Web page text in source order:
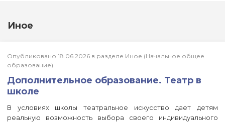
Иное
Опубликовано 18.06.2026 в разделе Иное (Начальное общее
образование)
Дополнительное образование. Театр в
школе
В условиях школы театральное искусство дает детям
реальную возможность выбора своего индивидуального